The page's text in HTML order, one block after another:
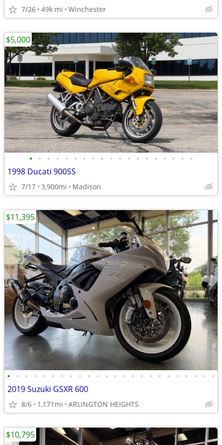
7/26 49k mi Winchester
• • • • • • • • • • • • • • • • • • •
1998 Ducati 900SS
7/17 3,900mi Madison
$5,000
• • • • • • • • • • • • • • • • • • • • • • • •
2019 Suzuki GSXR 600
8/6 1,171mi ARLINGTON HEIGHTS
$11,395
$10,795